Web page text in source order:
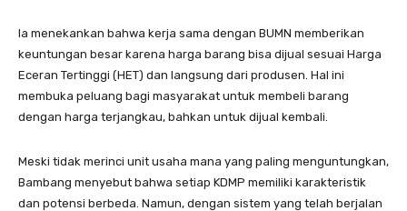
Ia menekankan bahwa kerja sama dengan BUMN memberikan
keuntungan besar karena harga barang bisa dijual sesuai Harga
Eceran Tertinggi (HET) dan langsung dari produsen. Hal ini
membuka peluang bagi masyarakat untuk membeli barang
dengan harga terjangkau, bahkan untuk dijual kembali.
Meski tidak merinci unit usaha mana yang paling menguntungkan,
Bambang menyebut bahwa setiap KDMP memiliki karakteristik
dan potensi berbeda. Namun, dengan sistem yang telah berjalan